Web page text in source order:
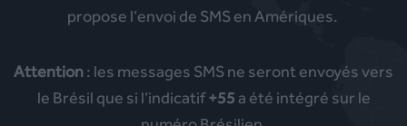
propose l’envoi de SMS en Amériques.
Attention: les messages SMS ne seront envoyés vers
le Brésil que si l’indicatif+55 a été intégré sur le